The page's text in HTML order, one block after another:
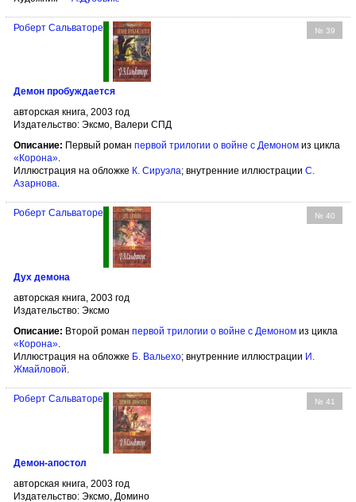
№ 39
Роберт Сальваторе
Демон пробуждается
авторская книга, 2003 год
Издательство: Эксмо, Валери СПД
Описание: Первый роман первой трилогии о войне с Демоном из цикла
«Корона»
Иллюстрация на обложке К. Сируэла; внутренние иллюстрации С.
Азарнова
№ 40
Роберт Сальваторе
Дух демона
авторская книга, 2003 год
Издательство: Эксмо
Описание: Второй роман первой трилогии о войне с Демоном из цикла
«Корона».
Иллюстрация на обложке Б. Вальехо; внутренние иллюстрации И.
Жмайловой.
№ 41
Роберт Сальваторе
Демон-апостол
авторская книга, 2003 год
Издательство: Эксмо, Домино